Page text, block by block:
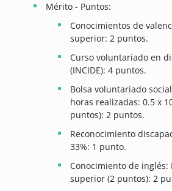
Mérito - Puntos:
Conocimientos de
superior: 2 puntos.
Curso voluntariado en
(INCIDE): 4 puntos.
Bolsa voluntariado
horas realizadas: 0.5 x
puntos): 2 puntos.
Reconocimiento
33%: 1 punto.
Conocimiento de inglés:
superior (2 puntos): 2